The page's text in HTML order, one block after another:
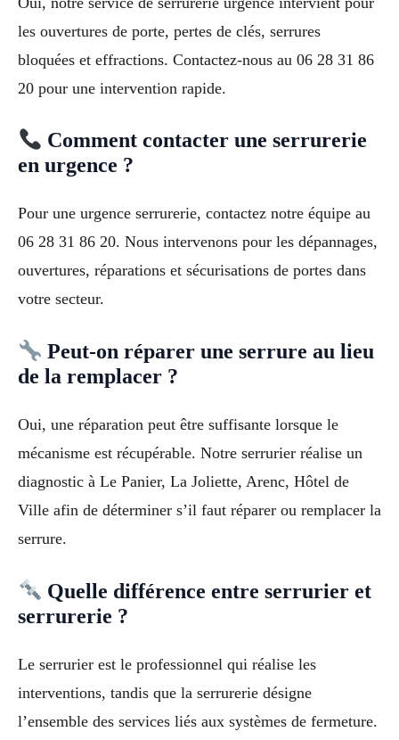
les ouvertures de porte, pertes de clés, serrures
bloquées et effractions. Contactez-nous au 06 28 31 86
20 pour une intervention rapide.
Comment contacter une serrurerie
en urgence ?
Pour une urgence serrurerie, contactez notre équipe au
06 28 31 86 20. Nous intervenons pour les dépannages,
ouvertures, réparations et sécurisations de portes dans
votre secteur.
Peut-on réparer une serrure au lieu
de la remplacer ?
Oui, une réparation peut être suffisante lorsque le
mécanisme est récupérable. Notre serrurier réalise un
diagnostic à Le Panier, La Joliette, Arenc, Hôtel de
Ville afin de déterminer s’il faut réparer ou remplacer la
serrure.
Quelle différence entre serrurier et
serrurerie ?
Le serrurier est le professionnel qui réalise les
interventions, tandis que la serrurerie désigne
l’ensemble des services liés aux systèmes de fermeture.